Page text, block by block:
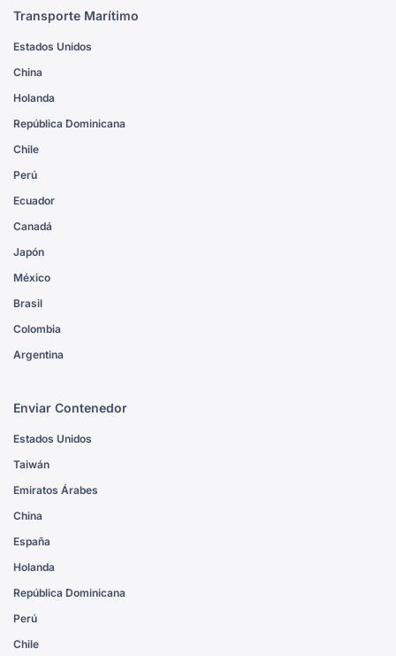
Transporte Marítimo
Estados Unidos
China
Holanda
República Dominicana
Chile
Perú
Ecuador
Canadá
Japón
México
Brasil
Colombia
Argentina
Enviar Contenedor
Estados Unidos
Taiwán
Emiratos Árabes
China
España
Holanda
República Dominicana
Perú
Chile